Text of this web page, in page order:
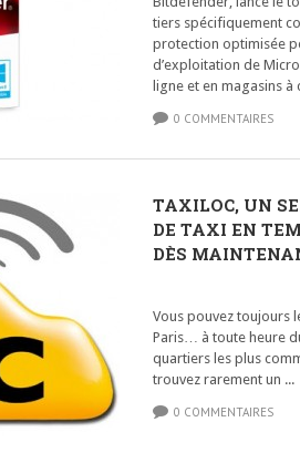
tiers spécifiquement
protection optimisée
d’exploitation de
ligne et en magasins à
0 COMMENTAIRES
TAXILOC, UN
DE TAXI EN
DÈS
Vous pouvez toujours
Paris… à toute heure
quartiers les plus
trouvez rarement un ...
0 COMMENTAIRES